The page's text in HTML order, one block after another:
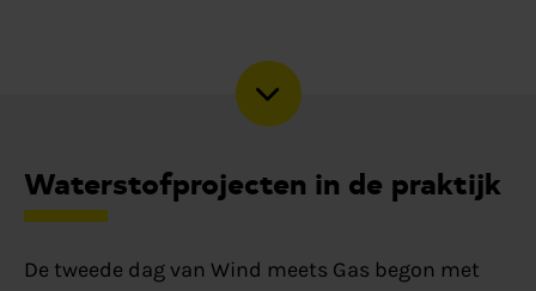
Waterstofprojecten in de praktijk
De tweede dag van Wind meets Gas begon met